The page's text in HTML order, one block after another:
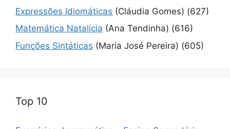
Expressões Idiomáticas (Cláudia Gomes) (627)
Matemática Natalícia (Ana Tendinha) (616)
Funções Sintáticas (Maria José Pereira) (605)
Top 10